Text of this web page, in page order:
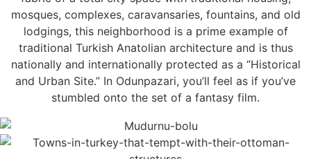
mosques, complexes, caravansaries, fountains, and old
lodgings, this neighborhood is a prime example of
traditional Turkish Anatolian architecture and is thus
nationally and internationally protected as a “Historical
and Urban Site.” In Odunpazari, you’ll feel as if you’ve
stumbled onto the set of a fantasy film.